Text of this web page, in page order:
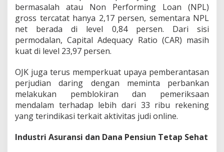
bermasalah atau Non Performing Loan (NPL)
gross tercatat hanya 2,17 persen, sementara NPL
net berada di level 0,84 persen. Dari sisi
permodalan, Capital Adequacy Ratio (CAR) masih
kuat di level 23,97 persen.
OJK juga terus memperkuat upaya pemberantasan
perjudian daring dengan meminta perbankan
melakukan pemblokiran dan pemeriksaan
mendalam terhadap lebih dari 33 ribu rekening
yang terindikasi terkait aktivitas judi online.
Industri Asuransi dan Dana Pensiun Tetap Sehat